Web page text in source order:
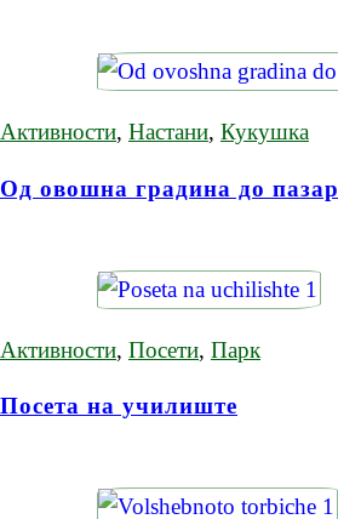
Активности, Настани, Кукушка
Од овошна градина до пазар
Активности, Посети, Парк
Посета на училиште